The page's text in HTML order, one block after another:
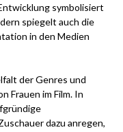
symbolisiert
spiegelt auch die
in den Medien
der Genres und
Frauen im Film. In
dazu anregen,